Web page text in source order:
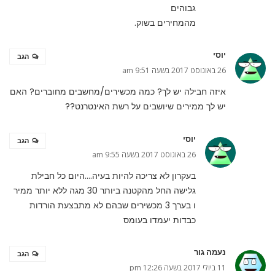
גבוהים
מהמחירים בשוק.
יוסי
26 באוגוסט 2017 בשעה 9:51 am
איזה חבילה יש לך? כמה מכשירים/מחשבים מחוברים? האם
יש לך ממירים שיושבים על רשת האינטרנט??
הגב
יוסי
26 באוגוסט 2017 בשעה 9:55 am
בעקרון לא צריכה להיות בעיה….היום כל חבילת
גלישה החל מהקטנה ביותר 30 מגה ללא יותר ממיר
ו בערך 3 מכשירים שבהם לא מתבצעת הורדות
כבדות יעמדו בעומס
הגב
נעמה גור
11 ביולי 2017 בשעה 12:26 pm
הגב